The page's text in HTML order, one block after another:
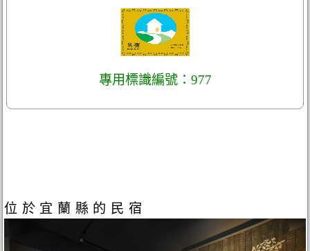
專用標識編號：977
位於宜蘭縣的民宿